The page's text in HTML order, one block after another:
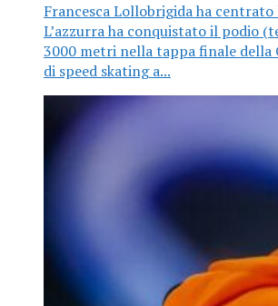
Francesca Lollobrigida ha centrato
L’azzurra ha conquistato il podio
3000 metri nella tappa finale della
di speed skating a...